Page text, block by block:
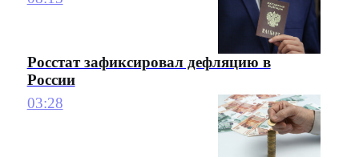
Росстат зафиксировал дефляцию в
России
03:28